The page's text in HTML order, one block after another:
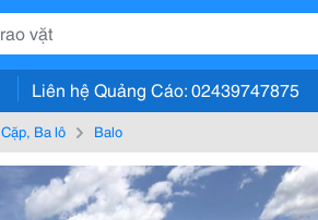
Liên hệ Quảng Cáo: 02439747875
Cặp, Ba lô Balo